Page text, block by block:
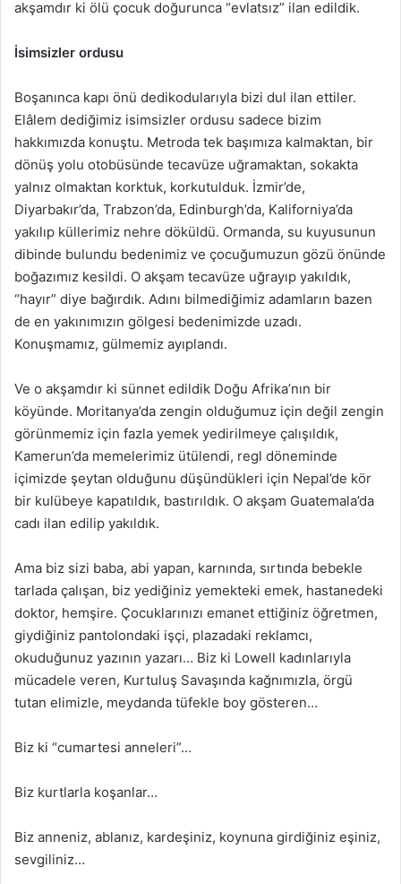
akşamdır ki ölü çocuk doğurunca “evlatsız” ilan edildik.
İsimsizler ordusu
Boşanınca kapı önü dedikodularıyla bizi dul ilan ettiler.
Elâlem dediğimiz isimsizler ordusu sadece bizim
hakkımızda konuştu. Metroda tek başımıza kalmaktan, bir
dönüş yolu otobüsünde tecavüze uğramaktan, sokakta
yalnız olmaktan korktuk, korkutulduk. İzmir’de,
Diyarbakır’da, Trabzon’da, Edinburgh’da, Kaliforniya’da
yakılıp küllerimiz nehre döküldü. Ormanda, su kuyusunun
dibinde bulundu bedenimiz ve çocuğumuzun gözü önünde
boğazımız kesildi. O akşam tecavüze uğrayıp yakıldık,
“hayır” diye bağırdık. Adını bilmediğimiz adamların bazen
de en yakınımızın gölgesi bedenimizde uzadı.
Konuşmamız, gülmemiz ayıplandı.
Ve o akşamdır ki sünnet edildik Doğu Afrika’nın bir
köyünde. Moritanya’da zengin olduğumuz için değil zengin
görünmemiz için fazla yemek yedirilmeye çalışıldık,
Kamerun’da memelerimiz ütülendi, regl döneminde
içimizde şeytan olduğunu düşündükleri için Nepal’de kör
bir kulübeye kapatıldık, bastırıldık. O akşam Guatemala’da
cadı ilan edilip yakıldık.
Ama biz sizi baba, abi yapan, karnında, sırtında bebekle
tarlada çalışan, biz yediğiniz yemekteki emek, hastanedeki
doktor, hemşire. Çocuklarınızı emanet ettiğiniz öğretmen,
giydiğiniz pantolondaki işçi, plazadaki reklamcı,
okuduğunuz yazının yazarı… Biz ki Lowell kadınlarıyla
mücadele veren, Kurtuluş Savaşında kağnımızla, örgü
tutan elimizle, meydanda tüfekle boy gösteren…
Biz ki “cumartesi anneleri”…
Biz kurtlarla koşanlar…
Biz anneniz, ablanız, kardeşiniz, koynuna girdiğiniz eşiniz,
sevgiliniz…